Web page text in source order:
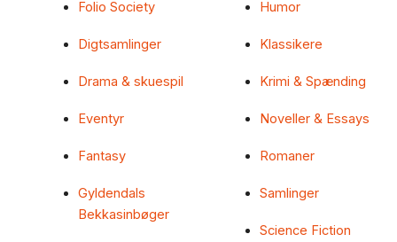
Folio Society
Digtsamlinger
Drama & skuespil
Eventyr
Fantasy
Gyldendals
Bekkasinbøger
Humor
Klassikere
Krimi & Spænding
Noveller & Essays
Romaner
Samlinger
Science Fiction